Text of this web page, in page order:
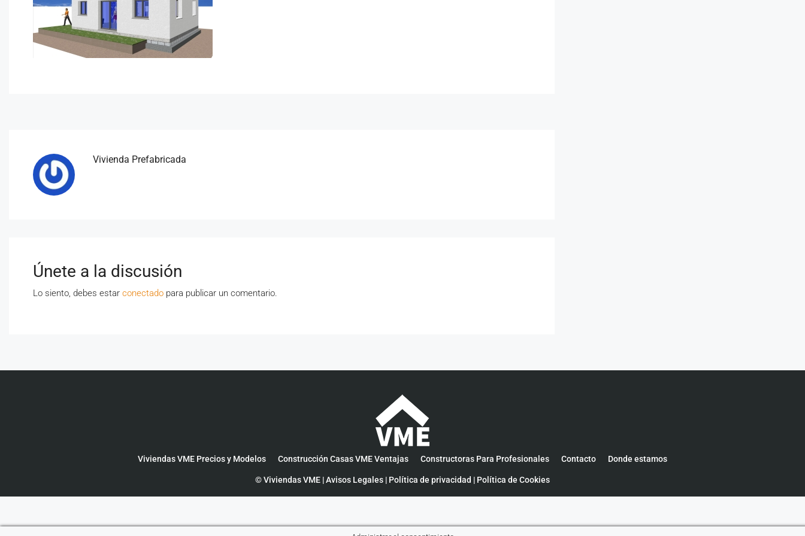
Vivienda Prefabricada
Únete a la discusión
Lo siento, debes estar conectado para publicar un comentario.
Viviendas VME Precios y Modelos Construcción Casas VME Ventajas Constructoras Para Profesionales Contacto Donde estamos
© Viviendas VME |Avisos Legales | Política de privacidad | Política de Cookies